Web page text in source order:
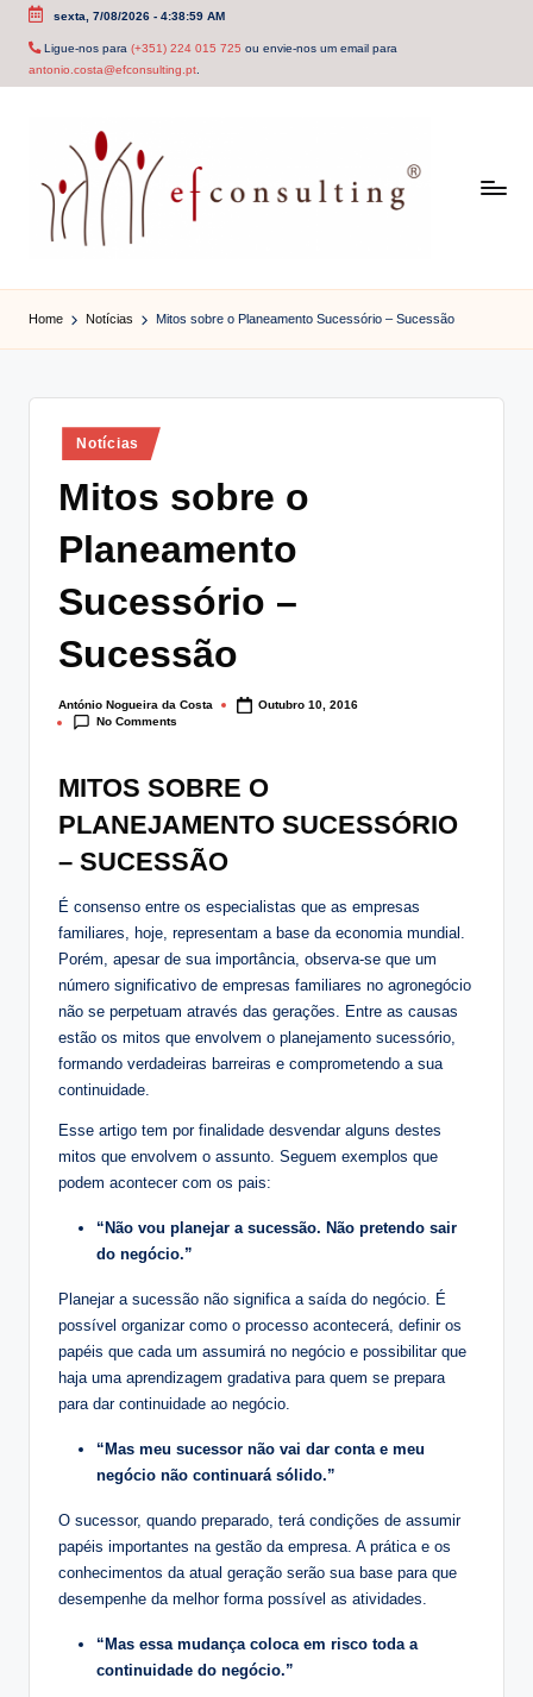
Skip
sexta, 7/08/2026- 4:38:59 AM
Ligue-nos para (+351) 224 015 725 ou envie-nos um email para
antonio.costa@efconsulting.pt.
f
c
o
Home Notícias Mitos sobre o Planeamento Sucessório – Sucessão
Posted
in
Notícias
Mitos sobre o
Planeamento
Sucessório –
Sucessão
Posted
by
António Nogueira da Costa
Outubro 10, 2016
No Comments
MITOS SOBRE O
PLANEJAMENTO SUCESSÓRIO
– SUCESSÃO
É consenso entre os especialistas que as empresas
familiares, hoje, representam a base da economia mundial.
Porém, apesar de sua importância, observa-se que um
número significativo de empresas familiares no agronegócio
não se perpetuam através das gerações. Entre as causas
estão os mitos que envolvem o planejamento sucessório,
formando verdadeiras barreiras e comprometendo a sua
continuidade.
Esse artigo tem por finalidade desvendar alguns destes
mitos que envolvem o assunto. Seguem exemplos que
podem acontecer com os pais:
“Não vou planejar a sucessão. Não pretendo sair
do negócio.”
Planejar a sucessão não significa a saída do negócio. É
possível organizar como o processo acontecerá, definir os
papéis que cada um assumirá no negócio e possibilitar que
haja uma aprendizagem gradativa para quem se prepara
para dar continuidade ao negócio.
“Mas meu sucessor não vai dar conta e meu
negócio não continuará sólido.”
O sucessor, quando preparado, terá condições de assumir
papéis importantes na gestão da empresa. A prática e os
conhecimentos da atual geração serão sua base para que
desempenhe da melhor forma possível as atividades.
“Mas essa mudança coloca em risco toda a
continuidade do negócio.”